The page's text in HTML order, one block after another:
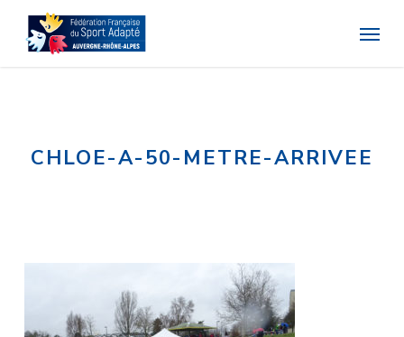
main
content
Menu
CHLOE-A-50-METRE-ARRIVEE